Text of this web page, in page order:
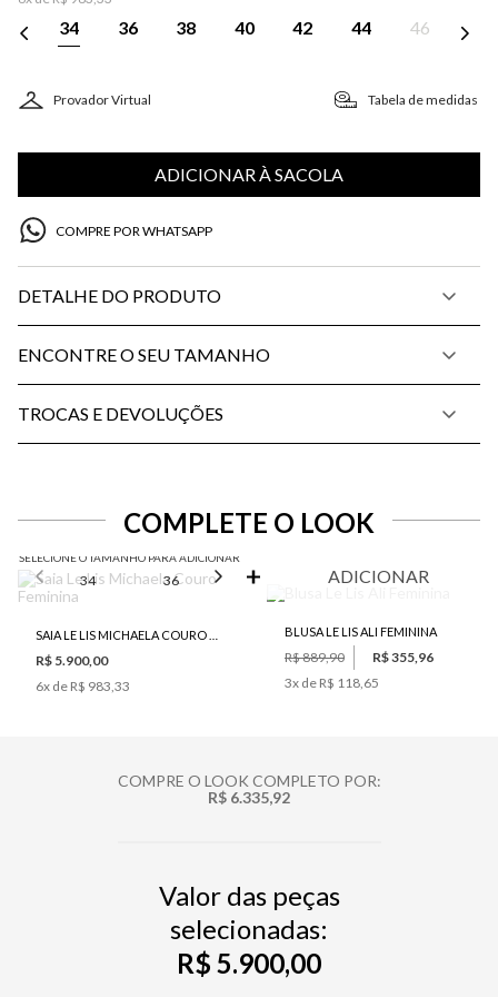
34 36 38 40 42 44 46
Provador Virtual Tabela de medidas
ADICIONAR À SACOLA
COMPRE POR WHATSAPP
DETALHE DO PRODUTO
ENCONTRE O SEU TAMANHO
TROCAS E DEVOLUÇÕES
COMPLETE O LOOK
SELECIONE O TAMANHO PARA ADICIONAR
34 36 38 40 42
R$ 5.900,00
6x de R$ 983,33
ADICIONAR
BLUSA LE LIS ALI FEMININA
R$ 889,90
R$ 355,96
3x de R$ 118,65
COMPRE O LOOK COMPLETO POR:
R$ 6.335,92
Valor das peças
selecionadas:
R$ 5.900,00